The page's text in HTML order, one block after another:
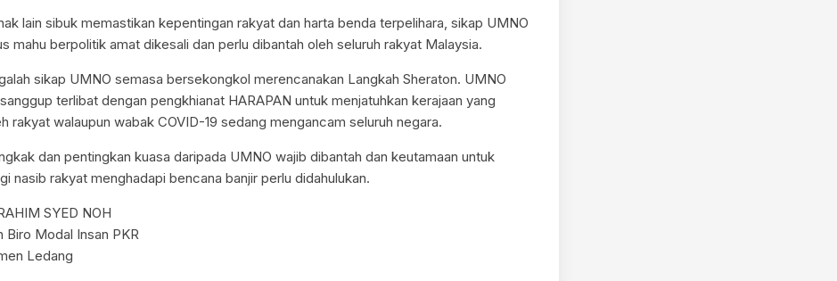
lain sibuk memastikan kepentingan rakyat dan harta benda terpelihara, sikap UMNO
mahu berpolitik amat dikesali dan perlu dibantah oleh seluruh rakyat Malaysia.
sikap UMNO semasa bersekongkol merencanakan Langkah Sheraton. UMNO
terlibat dengan pengkhianat HARAPAN untuk menjatuhkan kerajaan yang
rakyat walaupun wabak COVID-19 sedang mengancam seluruh negara.
dan pentingkan kuasa daripada UMNO wajib dibantah dan keutamaan untuk
nasib rakyat menghadapi bencana banjir perlu didahulukan.
SYED NOH
Biro Modal Insan PKR
Ledang